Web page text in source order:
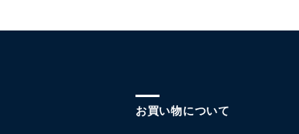
お買い物について